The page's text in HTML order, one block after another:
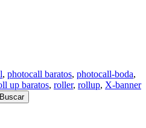
, photocall baratos, photocall-boda,
up baratos, roller, rollup, X-banner